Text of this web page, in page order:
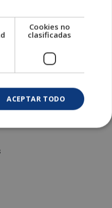
Cookies no
clasificadas
ACEPTAR TODO